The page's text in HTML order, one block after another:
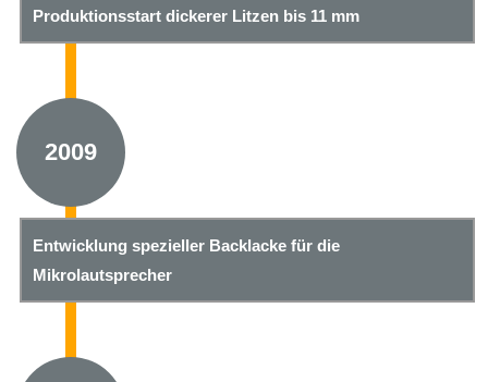
Produktionsstart dickerer Litzen bis 11 mm
2009
Entwicklung spezieller Backlacke für die
Mikrolautsprecher